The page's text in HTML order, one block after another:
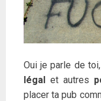
Oui je parle de toi,
légalet autres
placer ta pub